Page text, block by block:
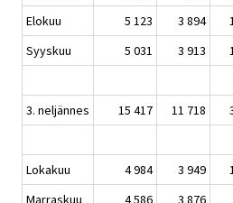
Elokuu
5 123 3 894
Syyskuu
5 031 3 913
3. neljännes 15 417 11 718
Lokakuu 4 984 3 949
Marraskuu
4 586 3 876